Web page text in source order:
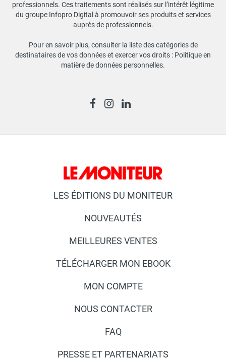
professionnels. Ces traitements sont réalisés sur l’intérêt légitime
du groupe Infopro Digital à promouvoir ses produits et services
auprès de professionnels.
Pour en savoir plus, consulter la liste des catégories de
destinataires de vos données et exercer vos droits : Politique en
matière de données personnelles.
LES ÉDITIONS DU MONITEUR
NOUVEAUTÉS
MEILLEURES VENTES
TÉLÉCHARGER MON EBOOK
MON COMPTE
NOUS CONTACTER
FAQ
PRESSE ET PARTENARIATS